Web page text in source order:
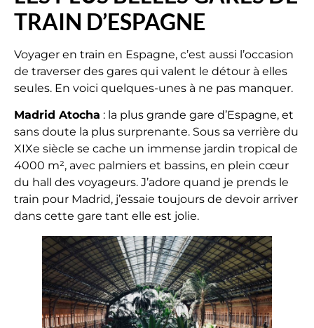
TRAIN D’ESPAGNE
Voyager en train en Espagne, c’est aussi l’occasion
de traverser des gares qui valent le détour à elles
seules. En voici quelques-unes à ne pas manquer.
Madrid Atocha : la plus grande gare d’Espagne, et
sans doute la plus surprenante. Sous sa verrière du
XIXe siècle se cache un immense jardin tropical de
4000 m², avec palmiers et bassins, en plein cœur
du hall des voyageurs. J’adore quand je prends le
train pour Madrid, j’essaie toujours de devoir arriver
dans cette gare tant elle est jolie.